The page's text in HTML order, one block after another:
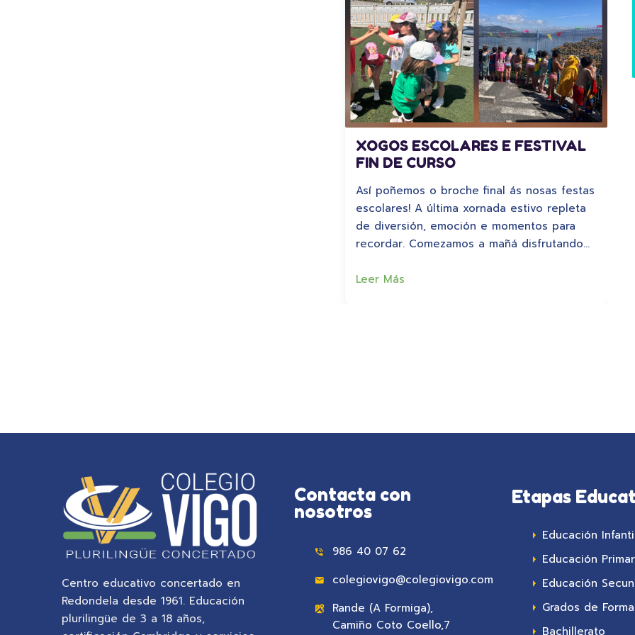
XOGOS ESCOLARES E FESTIVAL
FIN DE CURSO
Así poñemos o broche final ás nosas festas
escolares! A última xornada estivo repleta
de diversión, emoción e momentos para
recordar. Comezamos a mañá disfrutando…
Leer Más
Centro educativo concertado en
Redondela desde 1961. Educación
plurilingüe de 3 a 18 años,
Contacta con
nosotros
986 40 07 62
colegiovigo@colegiovigo.com
Rande (A Formiga),
Camiño Coto Coello,7
Etapas
Educación
Educación
Educación
Grados de
Bachillerato